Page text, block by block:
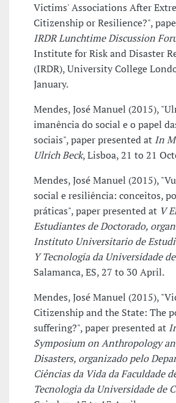
Victims' Associations After
Citizenship or Resilience?",
IRDR Lunchtime Discussion
Institute for Risk and Disaster
(IRDR), University College
January.
Mendes, José Manuel (2015),
imanência do social e o papel
sociais", paper presented at In
Ulrich Beck, Lisboa, 21 to 21
Mendes, José Manuel (2015),
social e resiliência: conceitos,
práticas", paper presented at V
Estudiantes de Doctorado,
Instituto Universitario de
Y Tecnologia da Universidade
Salamanca, ES, 27 to 30 April.
Mendes, José Manuel (2015),
Citizenship and the State: The
suffering?", paper presented at
Symposium on Anthropology
Disasters, organizado pelo
Ciências da Vida da Faculdade
Tecnologia da Universidade de